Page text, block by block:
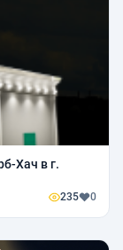
Хач в г.
235 0